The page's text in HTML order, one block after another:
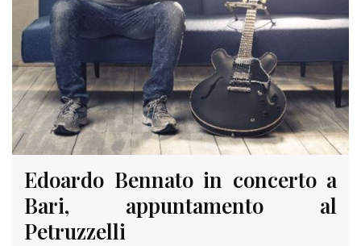
Edoardo Bennato in concerto a
Bari, appuntamento al
Petruzzelli